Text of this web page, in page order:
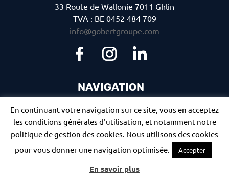
33 Route de Wallonie 7011 Ghlin
TVA : BE 0452 484 709
info@gobertgroupe.com
NAVIGATION
Catalogue
Media
Job
Écologie
Travaux
Transports
En continuant votre navigation sur ce site, vous en acceptez
les conditions générales d'utilisation, et notamment notre
politique de gestion des cookies. Nous utilisons des cookies
pour vous donner une navigation optimisée.
Accepter
En savoir plus